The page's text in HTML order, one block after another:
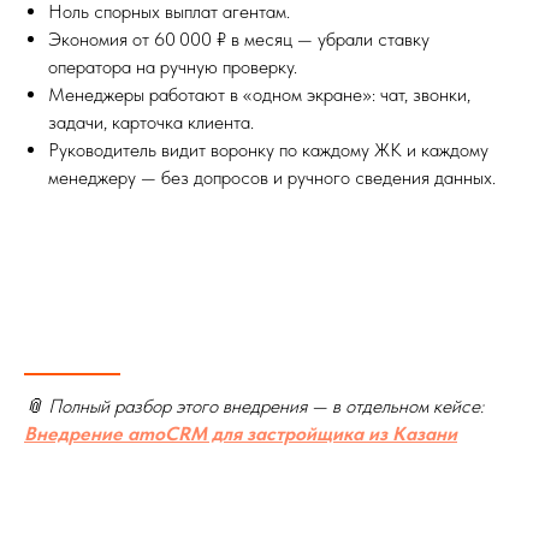
Ноль спорных выплат агентам.
Экономия от 60 000 ₽ в месяц — убрали ставку
оператора на ручную проверку.
Менеджеры работают в «одном экране»: чат, звонки,
задачи, карточка клиента.
Руководитель видит воронку по каждому ЖК и каждому
менеджеру — без допросов и ручного сведения данных.
📎 Полный разбор этого внедрения — в отдельном кейсе:
Внедрение amoCRM для застройщика из Казани